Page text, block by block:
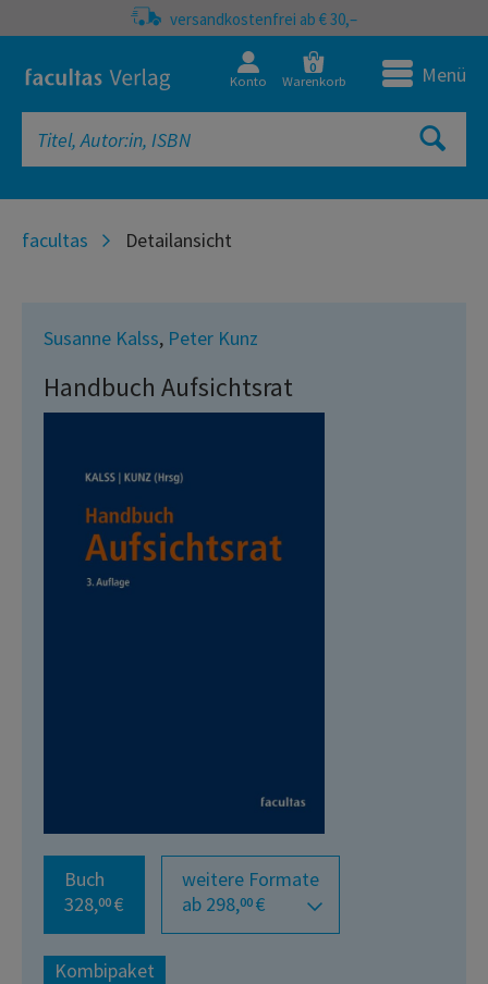
versandkostenfrei ab € 30,–
Konto
0
Warenkorb Menü
facultas Detailansicht
Susanne Kalss, Peter Kunz
Handbuch Aufsichtsrat
Buch
328,00 €
weitere Formate
ab 298,00 €
Kombipaket